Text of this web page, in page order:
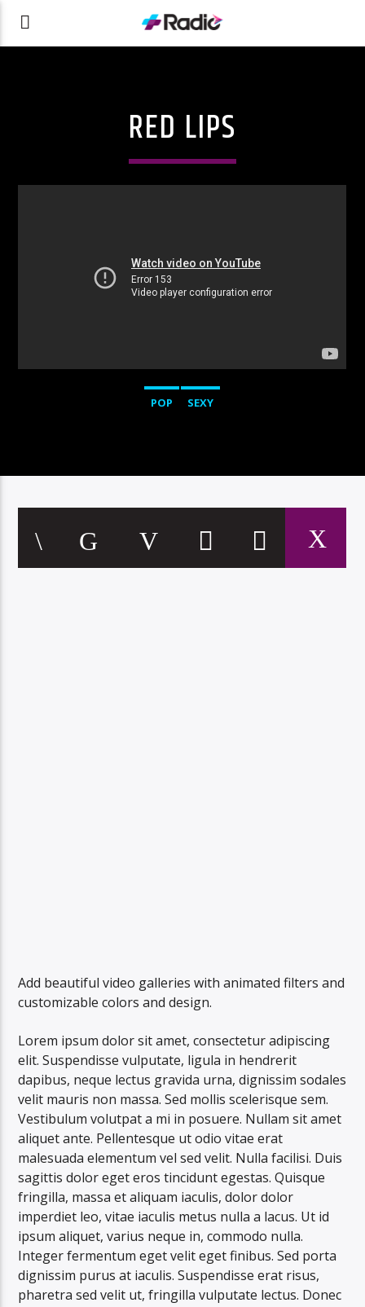
RED LIPS
POP SEXY
Add beautiful video galleries with animated filters and
customizable colors and design.
Lorem ipsum dolor sit amet, consectetur adipiscing
elit. Suspendisse vulputate, ligula in hendrerit
dapibus, neque lectus gravida urna, dignissim sodales
velit mauris non massa. Sed mollis scelerisque sem.
Vestibulum volutpat a mi in posuere. Nullam sit amet
aliquet ante. Pellentesque ut odio vitae erat
malesuada elementum vel sed velit. Nulla facilisi. Duis
sagittis dolor eget eros tincidunt egestas. Quisque
fringilla, massa et aliquam iaculis, dolor dolor
imperdiet leo, vitae iaculis metus nulla a lacus. Ut id
ipsum aliquet, varius neque in, commodo nulla.
Integer fermentum eget velit eget finibus. Sed porta
dignissim purus at iaculis. Suspendisse erat risus,
pharetra sed velit ut, fringilla vulputate lectus. Donec